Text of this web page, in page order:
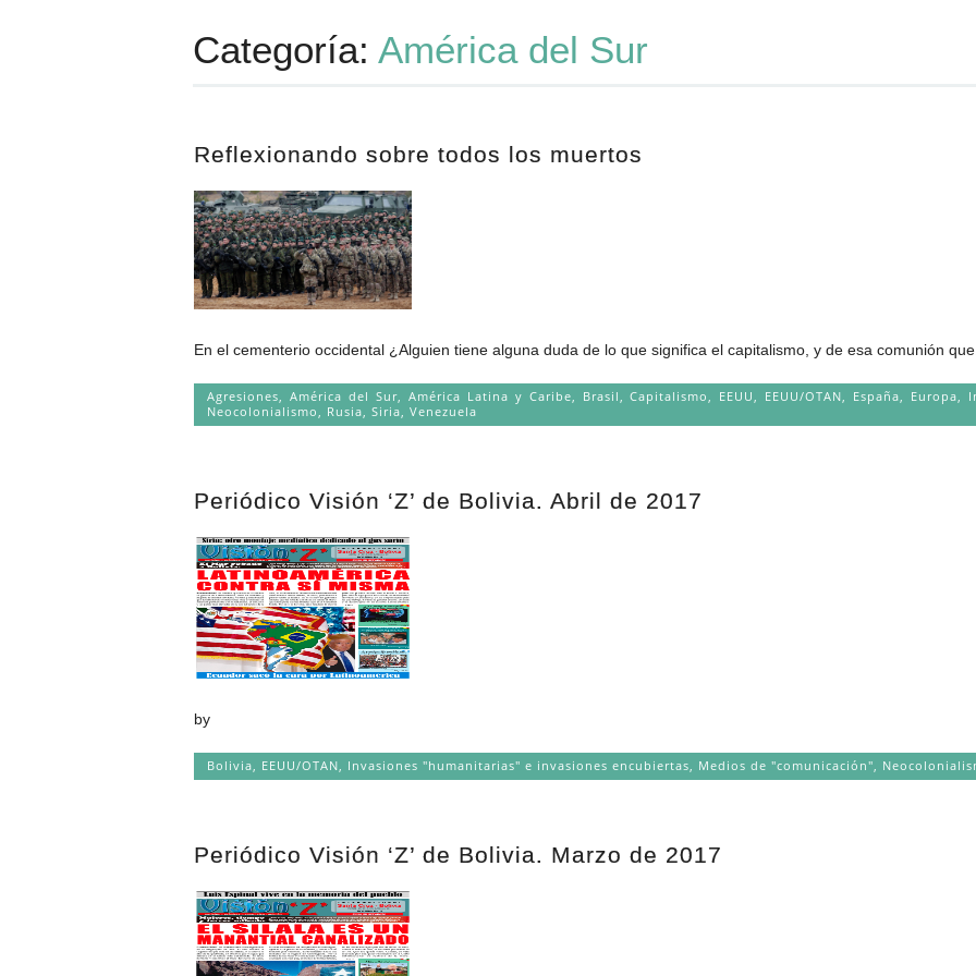
Categoría: América del Sur
Reflexionando sobre todos los muertos
En el cementerio occidental ¿Alguien tiene alguna duda de lo que significa el capitalismo, y de esa comunión
Agresiones ,América del Sur América Latina y Caribe Brasil ,Capitalismo EEUU EEUU/OTAN España Europa
Neocolonialismo
Rusia ,Siria ,Venezuela
Periódico Visión ‘Z’ de Bolivia. Abril de 2017
by
Bolivia, EEUU/OTAN, Invasiones "humanitarias" e invasiones encubiertas, Medios de "comunicación",
Periódico Visión ‘Z’ de Bolivia. Marzo de 2017